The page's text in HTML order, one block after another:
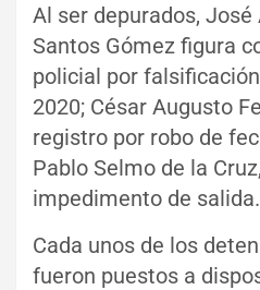
Al ser depurados,
Santos Gómez figura
policial por
2020; César Augusto
registro por robo de
Pablo Selmo de la
impedimento de salida.
Cada unos de los
fueron puestos a